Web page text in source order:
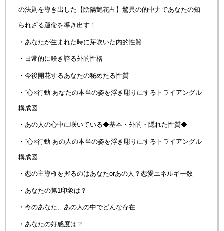
の法則を導き出した【陰陽艶花占】驚異の的中力であなたの知
られざる運命を導き出す！
・あなたが生まれた時に芽吹いた内的性質
・日常的に咲き誇る外的性格
・今後開花するあなたの秘めたる性質
・“心×行動”あなたの本当の姿を浮き彫りにするトライアングル
構成図
・あの人の心中に咲いている◆基本・外的・隠れた性質◆
・“心×行動”あの人の本当の姿を浮き彫りにするトライアングル
構成図
・恋の主導権を握るのはあなたorあの人？恋愛エネルギー数
・あなたの第1印象は？
・今のあなた、あの人の中でどんな存在
・あなたの好感度は？